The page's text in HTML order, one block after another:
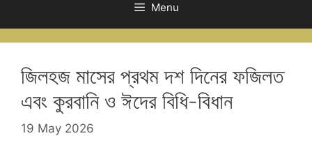
Menu
জিলহজ মাসের প্রথম দশ দিনের ফজিলত
এবং কুরবানি ও ঈদের বিধি-বিধান
19 May 2026